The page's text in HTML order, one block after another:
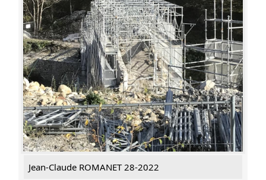
Jean-Claude ROMANET 28-2022